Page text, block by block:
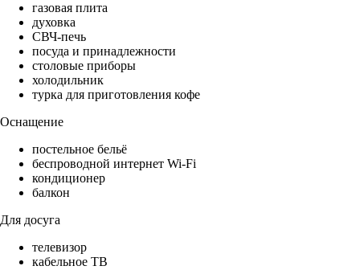
газовая плита
духовка
СВЧ-печь
посуда и принадлежности
столовые приборы
холодильник
турка для приготовления кофе
Оснащение
постельное бельё
беспроводной интернет Wi-Fi
кондиционер
балкон
Для досуга
телевизор
кабельное ТВ